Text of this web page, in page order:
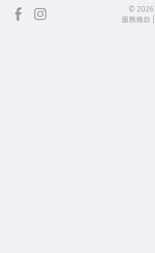
facebook ©2026
服務條款